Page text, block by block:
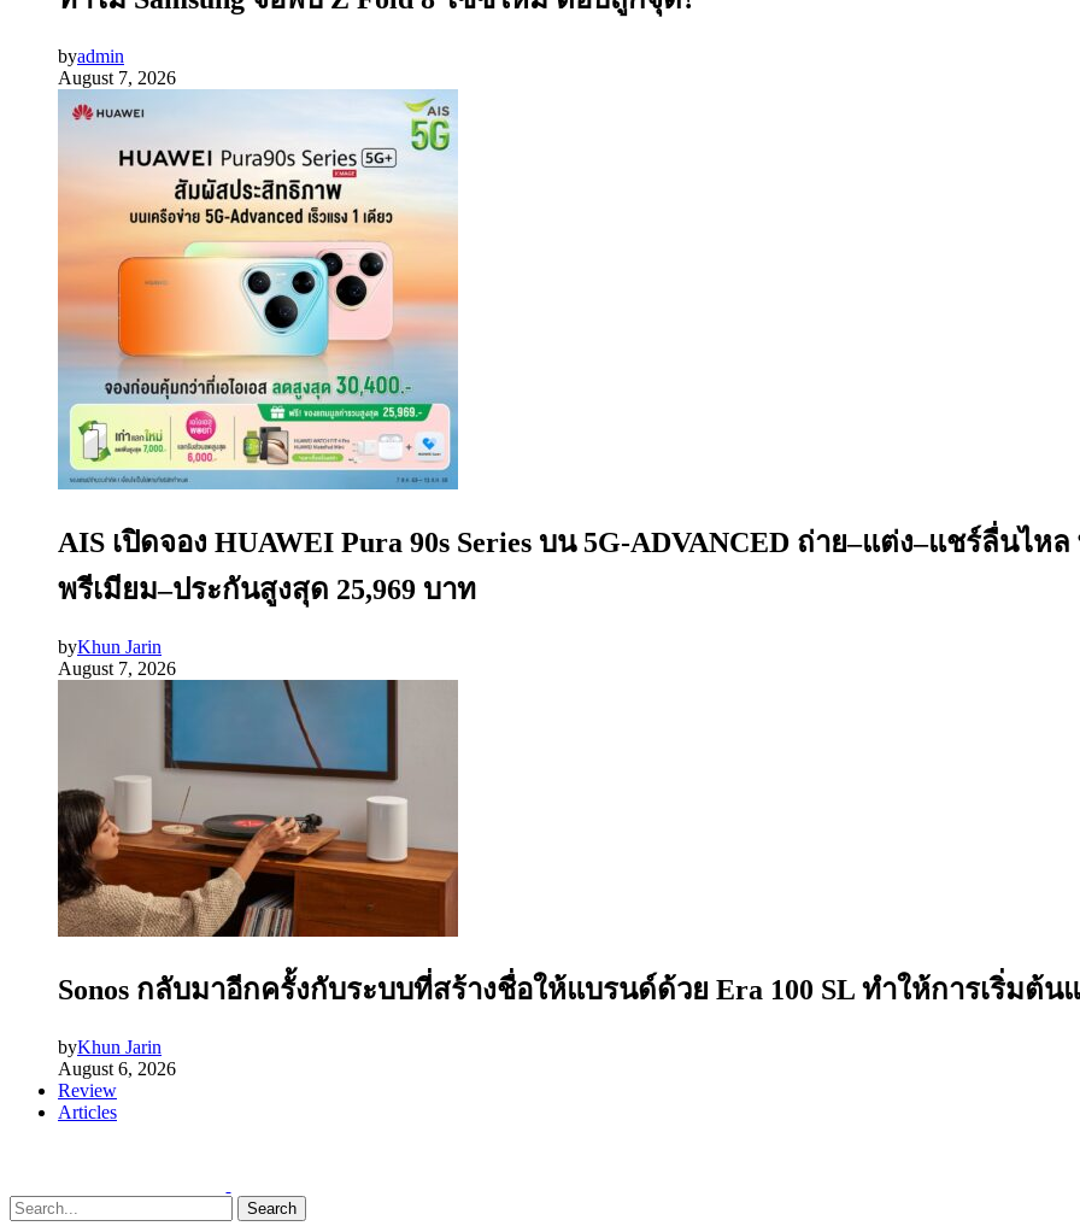
byadmin
August 7, 2026
AIS เปิดจอง HUAWEI Pura 90s Series บน 5G-ADVANCED ถ่าย–แต่ง–แชร์ลื่นไ
พรีเมียม–ประกันสูงสุด 25,969 บาท
byKhun Jarin
August 7, 2026
Sonos กลับมาอีกครั้งกับระบบที่สร้างชื่อให้แบรนด์ด้วย Era 100 SL ทำให้การเริ่มต้น
byKhun Jarin
August 6, 2026
Review
Articles
Search